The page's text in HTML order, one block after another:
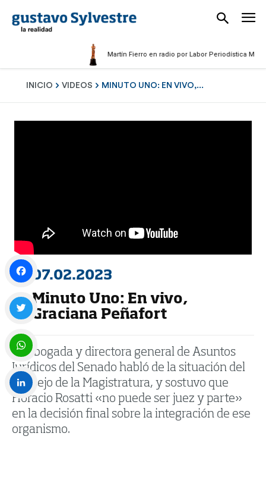
Martín Fierro en radio por Labor Periodística
INICIO VIDEOS MINUTO UNO: EN VIVO,...
07.02.2023
Minuto Uno: En vivo,
Graciana Peñafort
La abogada y directora general de Asuntos
Jurídicos del Senado habló de la situación del
Consejo de la Magistratura, y sostuvo que
Horacio Rosatti «no puede ser juez y parte»
en la decisión final sobre la integración de ese
organismo.
Facebook
Twitter
WhatsApp
LinkedIn